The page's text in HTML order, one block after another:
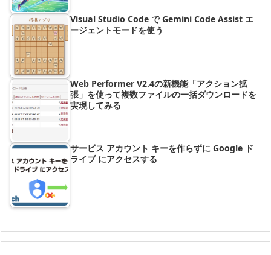
Visual Studio Code で Gemini Code Assist エ
ージェントモードを使う
Web Performer V2.4の新機能「アクション拡
張」を使って複数ファイルの一括ダウンロードを
実現してみる
サービス アカウント キーを作らずに Google ド
ライブ にアクセスする